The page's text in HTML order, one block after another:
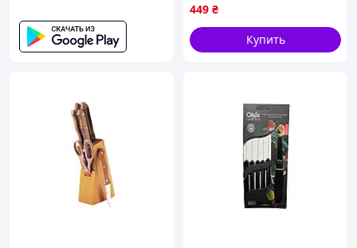
449 ₴
Купить